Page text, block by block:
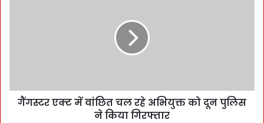
गैंगस्टर एक्ट में वांछित चल रहे अभियुक्त को दून पुलिस
ने किया गिरफ्तार